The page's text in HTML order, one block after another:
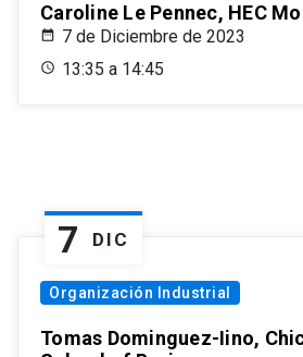
Caroline Le Pennec, HEC
7 de Diciembre de 2023
13:35 a 14:45
7 DIC
Organización Industrial
Tomas Dominguez-Iino,